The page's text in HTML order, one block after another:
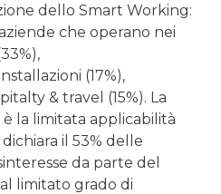
dello Smart Working:
che operano nei
(17%),
& travel (15%). La
la limitata applicabilità
il 53% delle
da parte del
limitato grado di